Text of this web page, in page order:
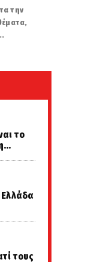
την
το
τους